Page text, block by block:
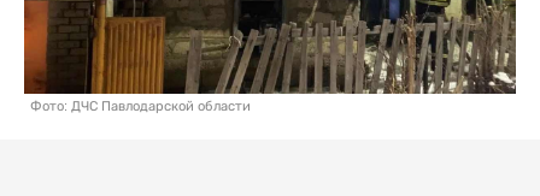
Фото: ДЧС Павлодарской области